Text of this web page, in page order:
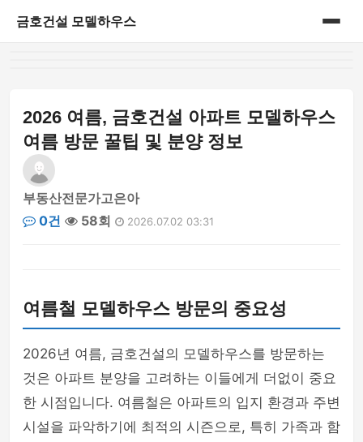
금호건설 모델하우스
2026 여름, 금호건설 아파트 모델하우스
여름 방문 꿀팁 및 분양 정보
부동산전문가고은아
0건
58회 2026.07.02 03:31
여름철 모델하우스 방문의 중요성
2026년 여름, 금호건설의 모델하우스를 방문하는
것은 아파트 분양을 고려하는 이들에게 더없이 중요
한 시점입니다. 여름철은 아파트의 입지 환경과 주변
시설을 파악하기에 최적의 시즌으로, 특히 가족과 함